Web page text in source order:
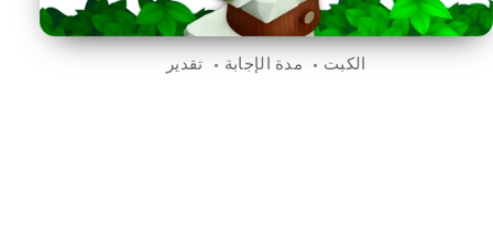
الكبت مدة الإجابة تقدير